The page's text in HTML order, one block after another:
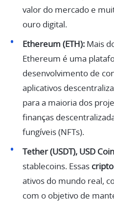
valor do mercado e
ouro digital.
Ethereum (ETH):Mais
Ethereum é uma
desenvolvimento de
aplicativos
para a maioria dos
finanças
fungíveis (NFTs).
Tether (USDT), USD
stablecoins. Essas
ativos do mundo real,
com o objetivo de